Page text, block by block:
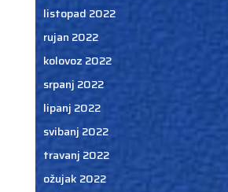
listopad 2022
rujan 2022
kolovoz 2022
srpanj 2022
lipanj 2022
svibanj 2022
travanj 2022
ožujak 2022